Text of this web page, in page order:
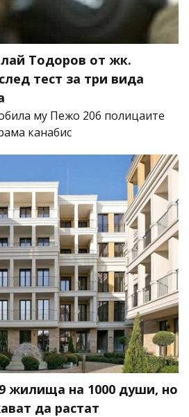
Тодоров от жк.
тест за три вида
му Пежо 206 полицаите
канабис
жилища на 1000 души, но
да растат